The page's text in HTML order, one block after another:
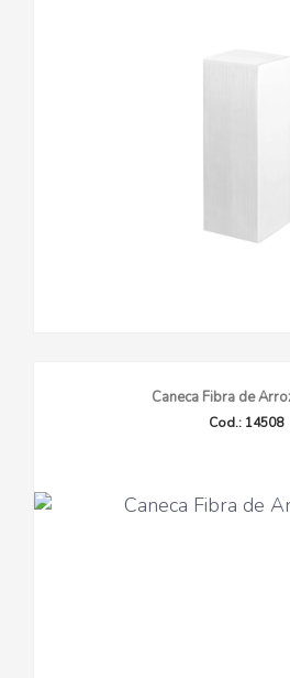
Caneca Fibra de
Cod.: 14508